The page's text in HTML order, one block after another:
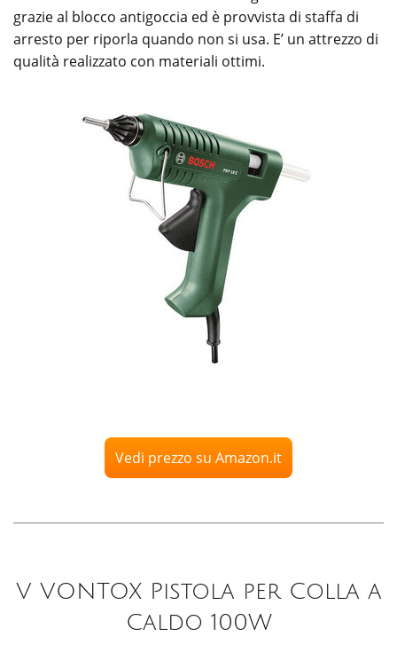
grazie al blocco antigoccia ed è provvista di staffa di
arresto per riporla quando non si usa. E’ un attrezzo di
qualità realizzato con materiali ottimi.
Vedi prezzo su Amazon.it
V VONTOX Pistola per Colla a
Caldo 100W